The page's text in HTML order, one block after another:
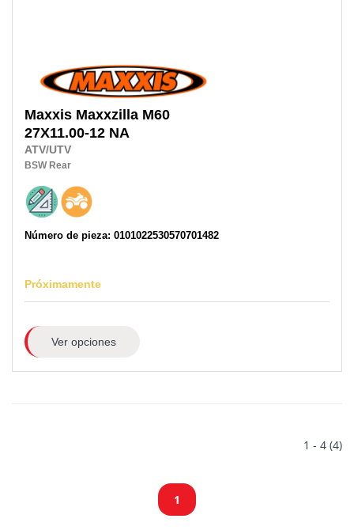
Maxxis Maxxzilla M60
27X11.00-12 NA
ATV/UTV
BSW Rear
Número de pieza: 0101022530570701482
Próximamente
Ver opciones
1 - 4 (4)
1